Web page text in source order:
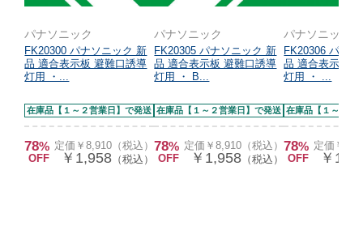
パナソニック
FK20300 パナソニック 新
品 適合表示板 避難口誘導
灯用 ・...
在庫品【１～２営業日】で発送
78%
OFF
定価￥8,910（税込）
￥1,958 （税込）
パナソニック
FK20305 パナソニック 新
品 適合表示板 避難口誘導
灯用 ・ B...
在庫品【１～２営業日】で発送
78%
OFF
定価￥8,910（税込）
￥1,958 （税込）
パナソニック
FK20306 パナ
品 適合表示板
灯用 ・ ...
在庫品【１～２営
78%
OFF
定価￥
￥